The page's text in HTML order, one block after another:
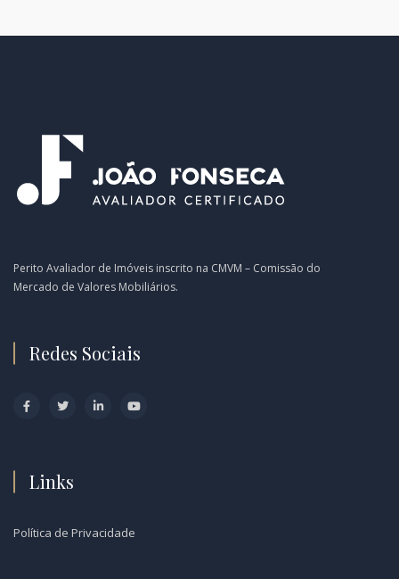
Perito Avaliador de Imóveis inscrito na CMVM – Comissão do
Mercado de Valores Mobiliários.
Redes Sociais
Links
Política de Privacidade